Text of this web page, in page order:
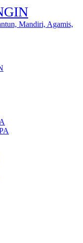
Mandiri, Agamis,